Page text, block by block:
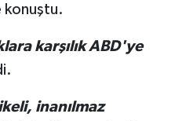
konuştu.
karşılık ABD'ye
inanılmaz